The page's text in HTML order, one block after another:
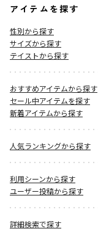
アイテムを探す
性別から探す
サイズから探す
テイストから探す
おすすめアイテムから探す
セール中アイテムを探す
新着アイテムから探す
人気ランキングから探す
利用シーンから探す
ユーザー投稿から探す
詳細検索で探す